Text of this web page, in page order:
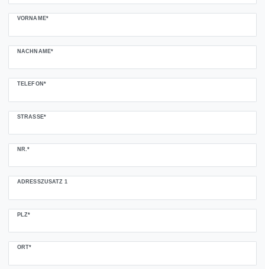
VORNAME*
NACHNAME*
TELEFON*
STRASSE*
NR.*
ADRESSZUSATZ 1
PLZ*
ORT*